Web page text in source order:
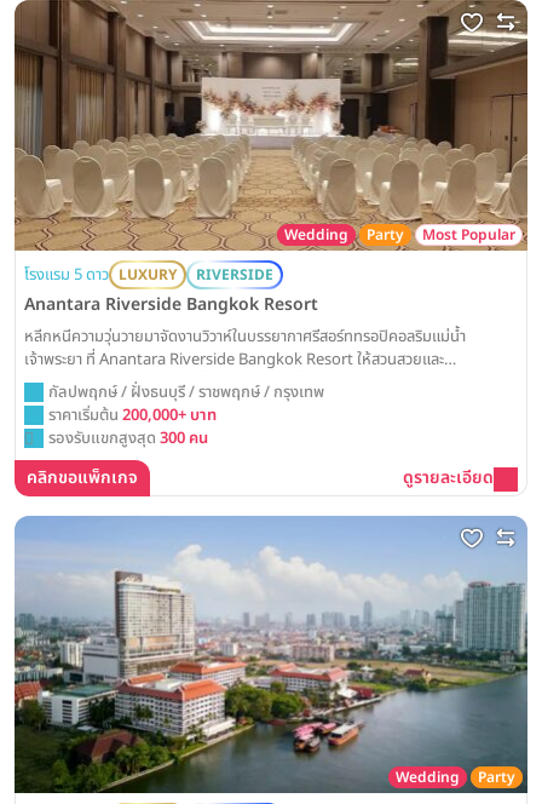
Wedding Party Most Popular
โรงแรม 5 ดาว LUXURY RIVERSIDE
Anantara Riverside Bangkok Resort
หลีกหนีความวุ่นวายมาจัดงานวิวาห์ในบรรยากาศรีสอร์ททรอปิคอลริมแม่น้ำ
เจ้าพระยา ที่ Anantara Riverside Bangkok Resort ให้สวนสวยและ
สถาปัตยกรรมไทยเป็นส่วนหนึ่งของวันสำคัญที่อบอวลไปด้วยความสุขและความ
ร่มรื่น
กัลปพฤกษ์ / ฝั่งธนบุรี / ราชพฤกษ์ / กรุงเทพ
ราคาเริ่มต้น 200,000+ บาท
รองรับแขกสูงสุด 300 คน
คลิกขอแพ็กเกจ ดูรายละเอียด
Wedding Party